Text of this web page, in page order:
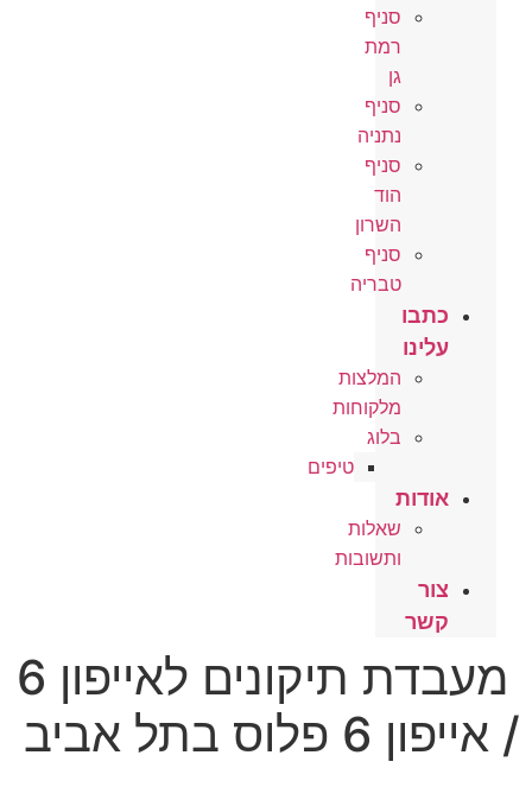
סניף
רמת
גן
סניף
נתניה
סניף
הוד
השרון
סניף
טבריה
כתבו
עלינו
המלצות
מלקוחות
בלוג
טיפים
אודות
שאלות
ותשובות
צור
קשר
מעבדת תיקונים לאייפון 6
/ אייפון 6 פלוס בתל אביב